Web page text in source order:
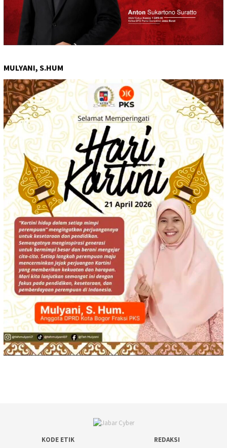
MULYANI, S.HUM
KODE ETIK REDAKSI